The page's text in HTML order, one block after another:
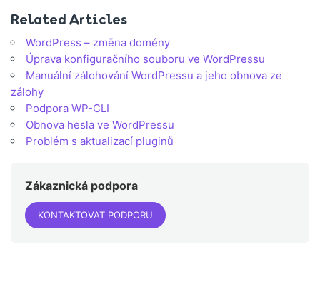
Related Articles
WordPress – změna domény
Úprava konfiguračního souboru ve WordPressu
Manuální zálohování WordPressu a jeho obnova ze
zálohy
Podpora WP-CLI
Obnova hesla ve WordPressu
Problém s aktualizací pluginů
Zákaznická podpora
KONTAKTOVAT PODPORU